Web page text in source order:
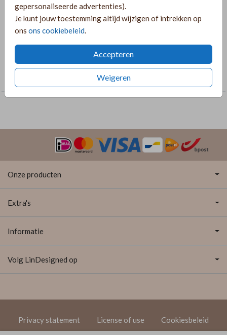
gepersonaliseerde advertenties).
Je kunt jouw toestemming altijd wijzigen of intrekken op
ons ons cookiebeleid.
Accepteren
Weigeren
OMSCHRIJVING
Sticker 59mm strepen met tekst 'dankjewel'. Bewerk deze
sticker geheel naar wens in de online editor.
COLLECTIE
Onze producten
Extra's
Informatie
Volg LinDesigned op
Privacy statement License of use Cookiesbeleid